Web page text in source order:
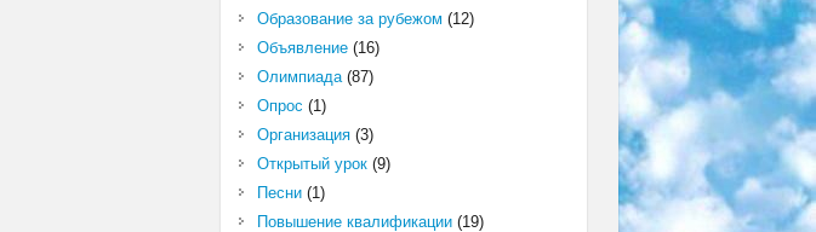
Образование за рубежом (12)
Объявление(16)
Олимпиада(87)
Опрос (1)
Организация(3)
Открытый урок(9)
Песни(1)
Повышение квалификации(19)